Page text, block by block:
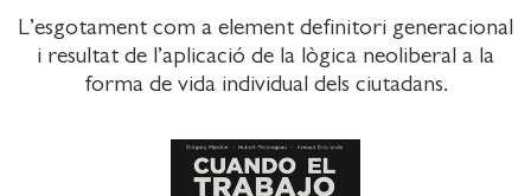
L’esgotament com a element definitori generacional
i resultat de l’aplicació de la lògica neoliberal a la
forma de vida individual dels ciutadans.